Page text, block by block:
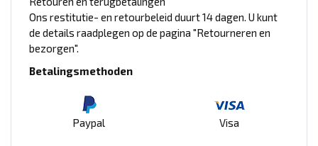
Ons restitutie- en retourbeleid duurt 14 dagen. U kunt
de details raadplegen op de pagina "Retourneren en
bezorgen".
Betalingsmethoden
Paypal Visa